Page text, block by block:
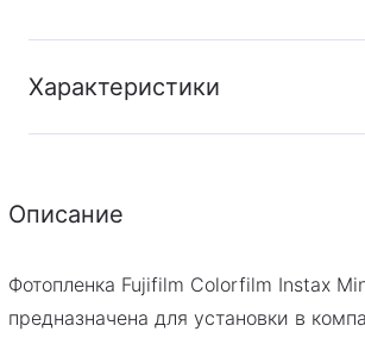
Характеристики
Описание
Фотопленка Fujifilm Colorfilm Instax
предназначена для установки в